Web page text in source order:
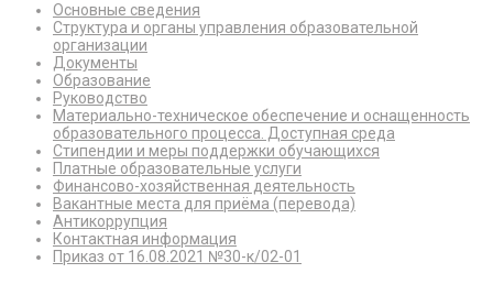
Основные сведения
Структура и органы управления образовательной
организации
Документы
Образование
Руководство
Материально-техническое обеспечение и оснащенность
образовательного процесса. Доступная среда
Стипендии и меры поддержки обучающихся
Платные образовательные услуги
Финансово-хозяйственная деятельность
Вакантные места для приёма (перевода)
Антикоррупция
Контактная информация
Приказ от 16.08.2021 №30-к/02-01